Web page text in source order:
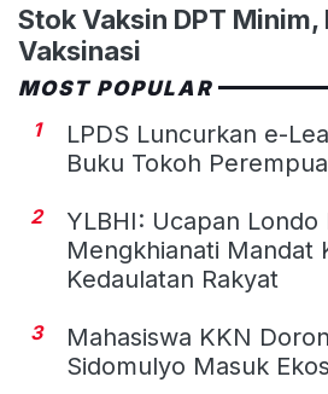
Stok Vaksin DPT
Vaksinasi
MOST POPULAR
1
LPDS Luncurkan e-
Buku Tokoh
2
YLBHI: Ucapan Londo
Mengkhianati Mandat
Kedaulatan Rakyat
3
Mahasiswa KKN
Sidomulyo Masuk